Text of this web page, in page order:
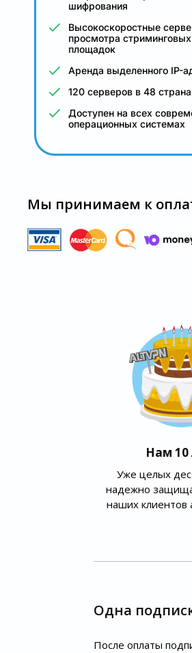
шифрования
Высокоскоростные
просмотра стриминговых
площадок
Аренда выделенного IP-
120 серверов в 48
Доступен на всех
операционных системах
Мы принимаем к
Нам 10
Уже целых
надежно
наших
Одна
После оплаты